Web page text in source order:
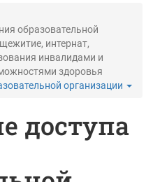
образовательной
интернат,
инвалидами и
здоровья
организации
доступа